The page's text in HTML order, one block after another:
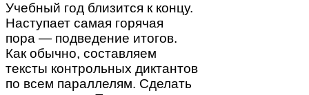
Учебный год близится к концу.
Наступает самая горячая
пора — подведение итогов.
Как обычно, составляем
тексты контрольных диктантов
по всем параллелям. Сделать